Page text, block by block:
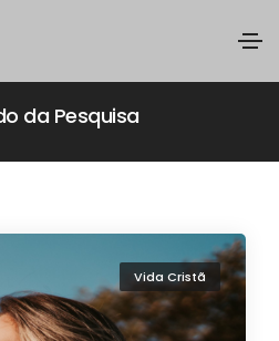
da Pesquisa
Vida Cristã